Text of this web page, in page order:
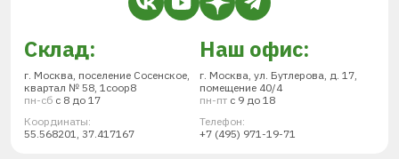
Склад:
г. Москва, поселение Сосенское,
квартал № 58, 1соор8
пн-сб с 8 до 17
Координаты:
55.568201, 37.417167
Наш офис:
г. Москва, ул. Бутлерова, д. 17,
помещение 40/4
пн-пт с 9 до 18
Телефон:
+7 (495) 971-19-71